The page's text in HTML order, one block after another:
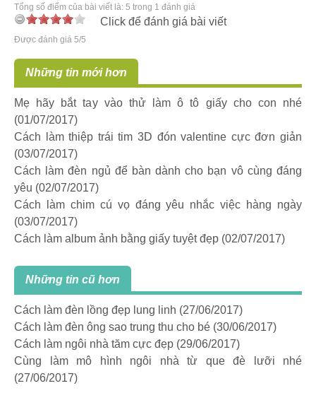
Tổng số điểm của bài viết là: 5 trong 1 đánh giá
Click để đánh giá bài viết
Được đánh giá 5/5
Những tin mới hơn
Mẹ hãy bắt tay vào thử làm ô tô giấy cho con nhé
(01/07/2017)
Cách làm thiệp trái tim 3D đón valentine cực đơn giản
(03/07/2017)
Cách làm đèn ngủ để bàn dành cho bạn vô cùng đáng
yêu (02/07/2017)
Cách làm chim cú vọ đáng yêu nhắc việc hàng ngày
(03/07/2017)
Cách làm album ảnh bằng giấy tuyệt đẹp (02/07/2017)
Những tin cũ hơn
Cách làm đèn lồng đẹp lung linh (27/06/2017)
Cách làm đèn ông sao trung thu cho bé (30/06/2017)
Cách làm ngôi nhà tăm cực đẹp (29/06/2017)
Cùng làm mô hình ngôi nhà từ que đè lưỡi nhé
(27/06/2017)